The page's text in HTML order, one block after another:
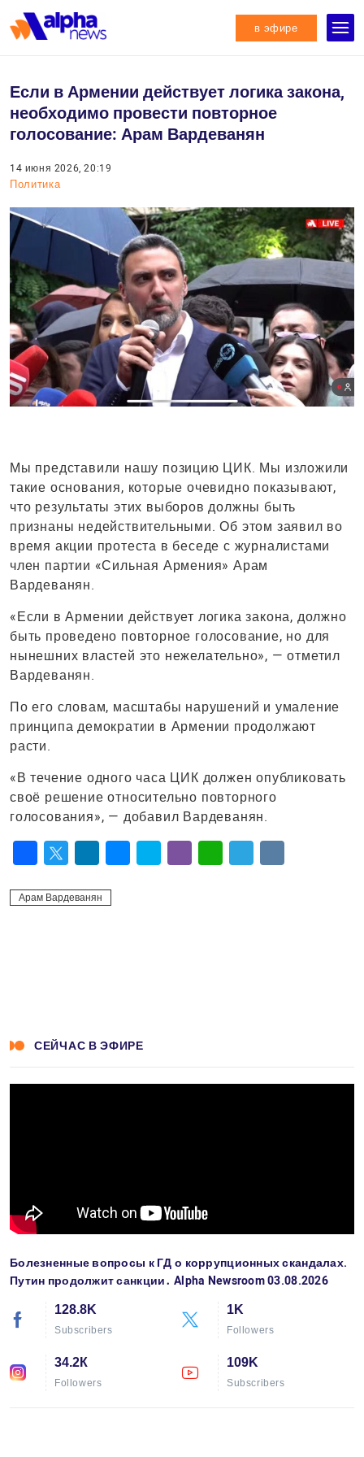
в эфире
Если в Армении действует логика закона,
необходимо провести повторное
голосование: Арам Вардеванян
14 июня 2026, 20:19
Политика
Мы представили нашу позицию ЦИК. Мы изложили
такие основания, которые очевидно показывают,
что результаты этих выборов должны быть
признаны недействительными. Об этом заявил во
время акции протеста в беседе с журналистами
член партии «Сильная Армения» Арам
Вардеванян.
«Если в Армении действует логика закона, должно
быть проведено повторное голосование, но для
нынешних властей это нежелательно», — отметил
Вардеванян.
По его словам, масштабы нарушений и умаление
принципа демократии в Армении продолжают
расти.
«В течение одного часа ЦИК должен опубликовать
своё решение относительно повторного
голосования», — добавил Вардеванян.
Арам Вардеванян
СЕЙЧАС В ЭФИРЕ
Болезненные вопросы к ГД о коррупционных скандалах.
Путин продолжит санкции․ Alpha Newsroom 03.08.2026
128.8K
Subscribers
1K
Followers
34.2К
Followers
109K
Subscribers